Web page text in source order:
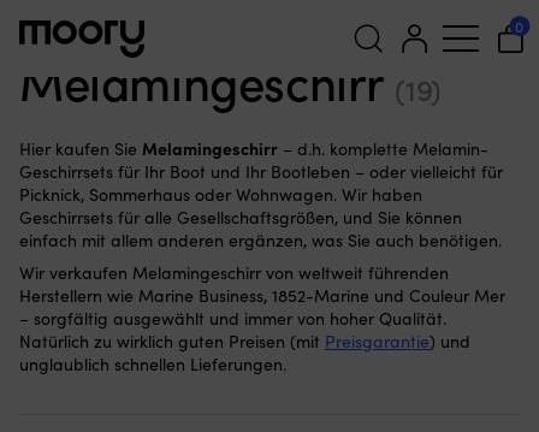
Suchen
0
Geschirr-Set—Melamingeschirr
Melamingeschirr (19)
Hier kaufen Sie Melamingeschirr – d.h. komplette Melamin-
Geschirrsets für Ihr Boot und Ihr Bootleben – oder vielleicht für
Picknick, Sommerhaus oder Wohnwagen. Wir haben
Geschirrsets für alle Gesellschaftsgrößen, und Sie können
einfach mit allem anderen ergänzen, was Sie auch benötigen.
Wir verkaufen Melamingeschirr von weltweit führenden
Herstellern wie Marine Business, 1852-Marine und Couleur Mer
– sorgfältig ausgewählt und immer von hoher Qualität.
Natürlich zu wirklich guten Preisen (mit Preisgarantie) und
unglaublich schnellen Lieferungen.